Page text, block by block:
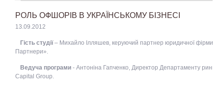
РОЛЬ ОФШОРІВ В УКРАЇНСЬКОМУ БІЗНЕСІ
13.09.2012
Гість студії– Михайло Ілляшев, керуючий партнер юридичної фірми
Партнери».
Ведуча програми - Антоніна Гапченко, Директор Департаменту ринків
Capital Group.